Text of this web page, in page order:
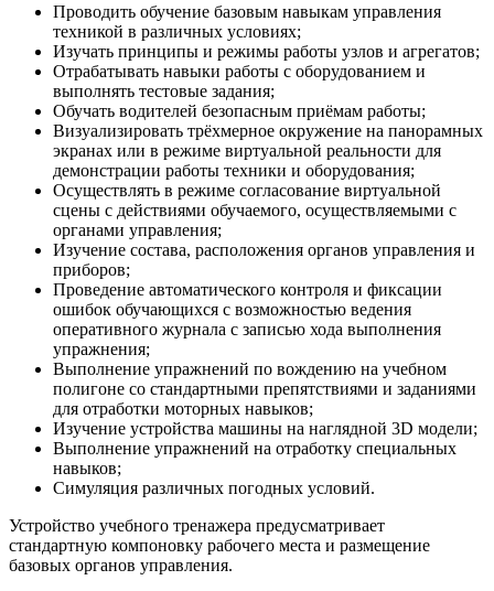
Проводить обучение базовым навыкам управления
техникой в различных условиях;
Изучать принципы и режимы работы узлов и агрегатов;
Отрабатывать навыки работы с оборудованием и
выполнять тестовые задания;
Обучать водителей безопасным приёмам работы;
Визуализировать трёхмерное окружение на панорамных
экранах или в режиме виртуальной реальности для
демонстрации работы техники и оборудования;
Осуществлять в режиме согласование виртуальной
сцены с действиями обучаемого, осуществляемыми с
органами управления;
Изучение состава, расположения органов управления и
приборов;
Проведение автоматического контроля и фиксации
ошибок обучающихся с возможностью ведения
оперативного журнала с записью хода выполнения
упражнения;
Выполнение упражнений по вождению на учебном
полигоне со стандартными препятствиями и заданиями
для отработки моторных навыков;
Изучение устройства машины на наглядной 3D модели;
Выполнение упражнений на отработку специальных
навыков;
Симуляция различных погодных условий.
Устройство учебного тренажера предусматривает
стандартную компоновку рабочего места и размещение
базовых органов управления.